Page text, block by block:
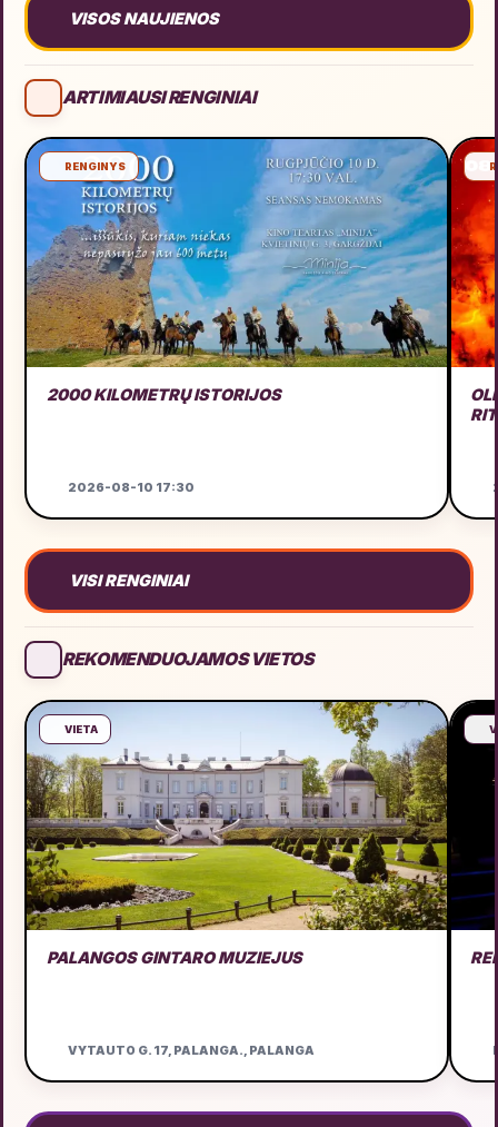
VISOS NAUJIENOS
ARTIMIAUSI RENGINIAI
RENGINYS
2000 KILOMETRŲ ISTORIJOS
2026-08-10 17:30
VISI RENGINIAI
REKOMENDUOJAMOS VIETOS
VIETA
PALANGOS GINTARO MUZIEJUS
VYTAUTO G. 17, PALANGA., PALANGA